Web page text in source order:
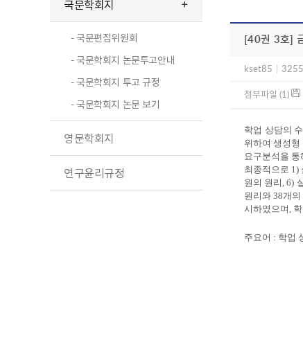
국문학회지
- 국문편집위원회
- 국문학회지 논문투고안내
- 국문학회지 투고 규정
- 국문학회지 논문 보기
영문학회지
연구윤리규정
[40권 3호]
kset85 3255
첨부파일 (1)
학업 상담의
위하여 생성
요구분석을
최종적으로 1)
원의 원리, 6)
원리와 38개
시하였으며,
주요어 : 학업